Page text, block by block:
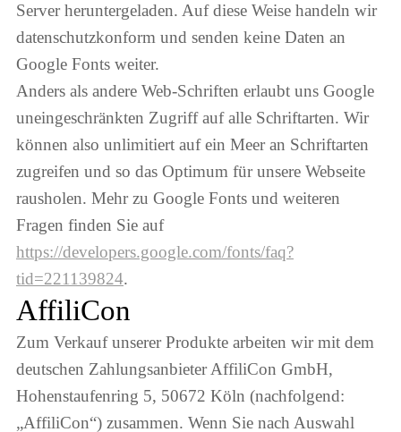
Server heruntergeladen. Auf diese Weise handeln wir
datenschutzkonform und senden keine Daten an
Google Fonts weiter.
Anders als andere Web-Schriften erlaubt uns Google
uneingeschränkten Zugriff auf alle Schriftarten. Wir
können also unlimitiert auf ein Meer an Schriftarten
zugreifen und so das Optimum für unsere Webseite
rausholen. Mehr zu Google Fonts und weiteren
Fragen finden Sie auf
https://developers.google.com/fonts/faq?
tid=221139824.
AffiliCon
Zum Verkauf unserer Produkte arbeiten wir mit dem
deutschen Zahlungsanbieter AffiliCon GmbH,
Hohenstaufenring 5, 50672 Köln (nachfolgend:
„AffiliCon“) zusammen. Wenn Sie nach Auswahl